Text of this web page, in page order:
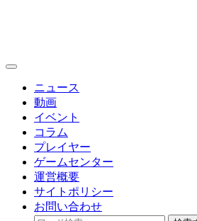
toggle
ニュース
動画
イベント
コラム
プレイヤー
ゲームセンター
運営概要
サイトポリシー
お問い合わせ